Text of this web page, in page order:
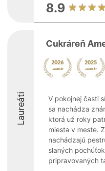
8.9
Laureáti
Cukráreň
V pokojnej časti
sa nachádza
ktorá už roky
miesta v meste.
nachádzajú
slaných
pripravovaných